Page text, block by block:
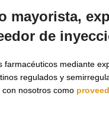
mayorista,
de
mediante
regulados y
nosotros como